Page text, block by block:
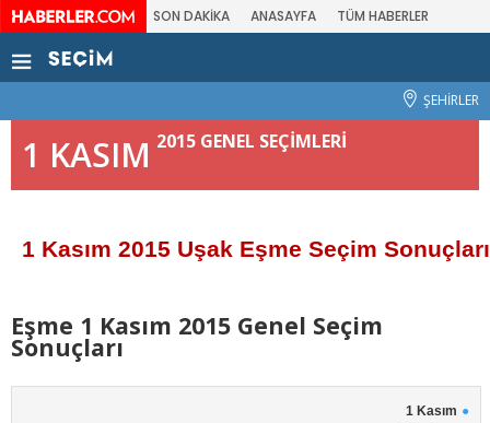
SON DAKİKA ANASAYFA TÜM HABERLER
ŞEHİRLER
1 KASIM 2015 GENEL SEÇİMLERİ
1 Kasım 2015 Uşak Eşme Seçim Sonuçları
Eşme 1 Kasım 2015 Genel Seçim
Sonuçları
1 Kasım